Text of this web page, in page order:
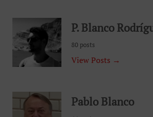
P. Blanco
80 posts
View Posts →
Pablo Blanco